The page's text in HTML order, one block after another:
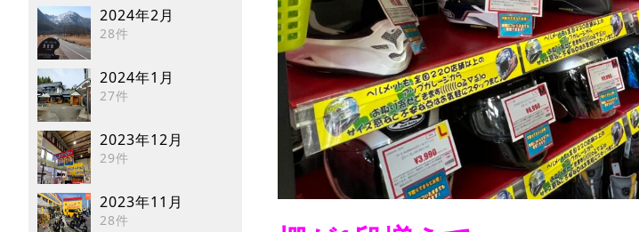
2024年2月
28件
2024年1月
27件
2023年12月
29件
2023年11月
28件